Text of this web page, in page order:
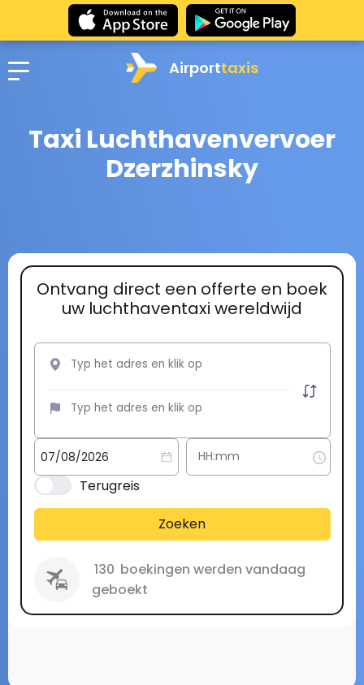
Airporttaxis
Taxi Luchthavenvervoer
Dzerzhinsky
Ontvang direct een offerte en boek
uw luchthaventaxi wereldwijd
Terugreis
Zoeken
130 boekingen werden vandaag
geboekt